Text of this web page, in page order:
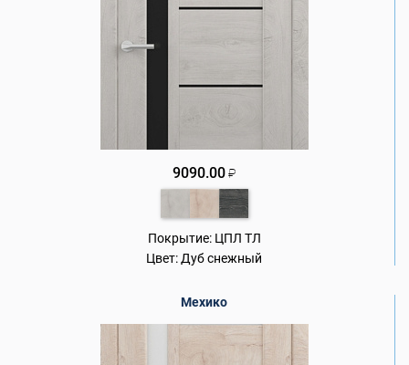
9090.00 ₽
Покрытие: ЦПЛ ТЛ
Цвет: Дуб снежный
Мехико